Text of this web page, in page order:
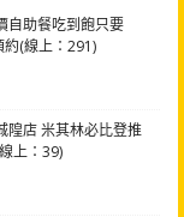
自助餐吃到飽只要
(線上：291)
隍店 米其林必比登推
上：39)